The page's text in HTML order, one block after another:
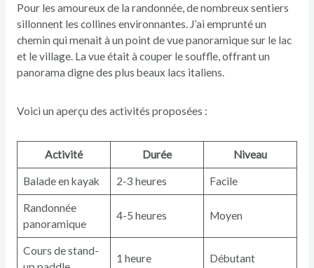
Pour les amoureux de la randonnée, de nombreux sentiers
sillonnent les collines environnantes. J’ai emprunté un
chemin qui menait à un point de vue panoramique sur le lac
et le village. La vue était à couper le souffle, offrant un
panorama digne des plus beaux lacs italiens.
Voici un aperçu des activités proposées :
Activité Durée Niveau
Balade en kayak 2-3 heures Facile
Randonnée
panoramique
4-5 heures Moyen
Cours de stand-
1 heure Débutant